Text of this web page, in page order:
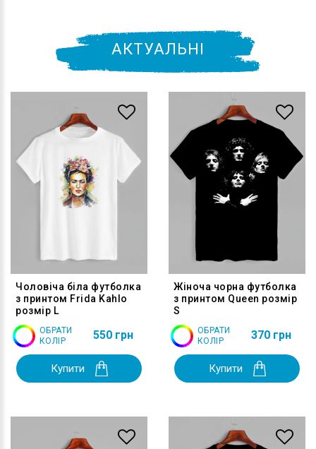
АКТУАЛЬНІ
Чоловіча біла футболка
з принтом Frida Kahlo
розмір L
ОБРАТИ
КОЛІР
550 грн
Купити
Жіноча чорна футболка
з принтом Queen розмір
S
ОБРАТИ
КОЛІР
370 грн
Купити